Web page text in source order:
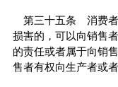
第三十五条 消费者
损害的，可以向销售
的责任或者属于向销
售者有权向生产者或